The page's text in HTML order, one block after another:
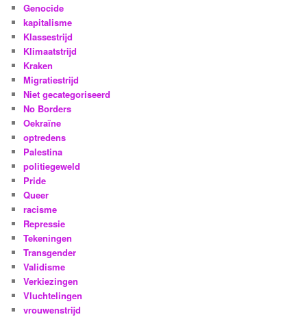
Genocide
kapitalisme
Klassestrijd
Klimaatstrijd
Kraken
Migratiestrijd
Niet gecategoriseerd
No Borders
Oekraïne
optredens
Palestina
politiegeweld
Pride
Queer
racisme
Repressie
Tekeningen
Transgender
Validisme
Verkiezingen
Vluchtelingen
vrouwenstrijd